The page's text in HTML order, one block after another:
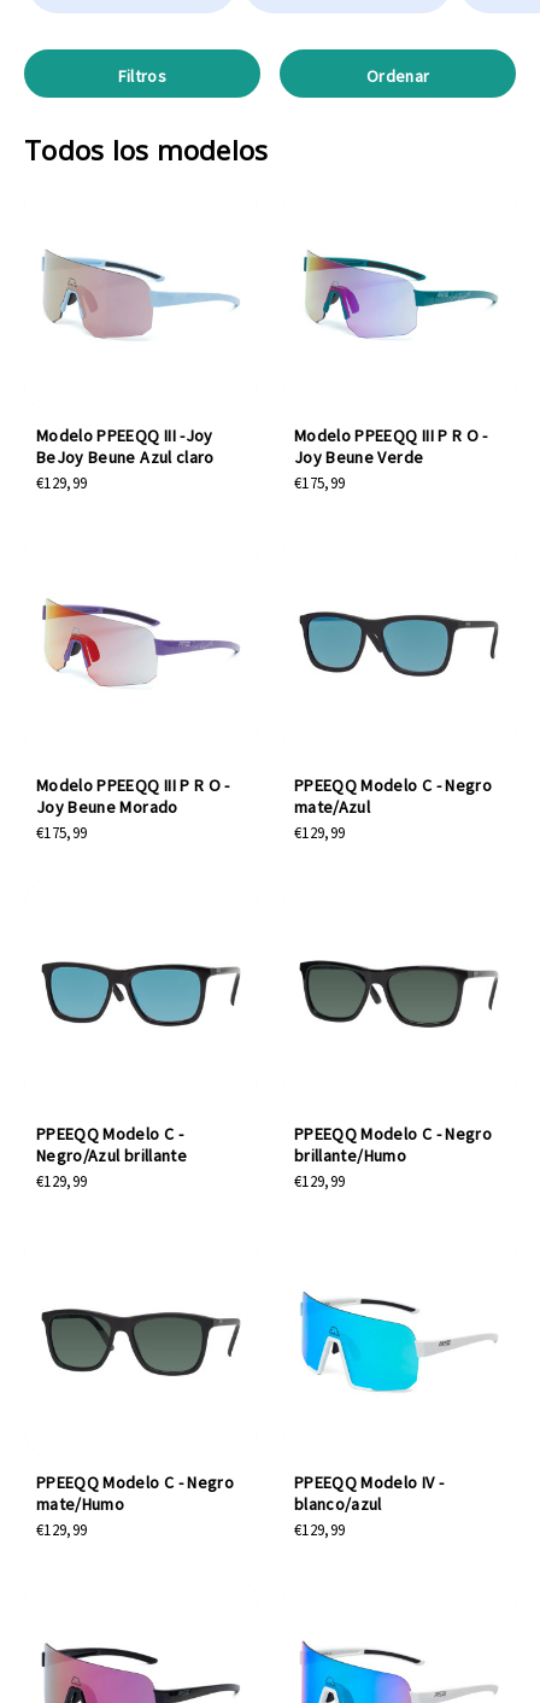
Filtros Ordenar
Todos los modelos
Modelo PPEEQQ III -Joy
BeJoy Beune Azul claro
€129,99
Modelo PPEEQQ III P R O -
Joy Beune Verde
€175,99
Modelo PPEEQQ III P R O -
Joy Beune Morado
€175,99
PPEEQQ Modelo C - Negro
mate/Azul
€129,99
PPEEQQ Modelo C -
Negro/Azul brillante
€129,99
PPEEQQ Modelo C - Negro
brillante/Humo
€129,99
PPEEQQ Modelo C - Negro
mate/Humo
€129,99
PPEEQQ Modelo IV -
blanco/azul
€129,99